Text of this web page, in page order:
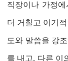
직장이나 가정
더 거칠고 이기
도와 말씀을 강
를 내고, 다른 이